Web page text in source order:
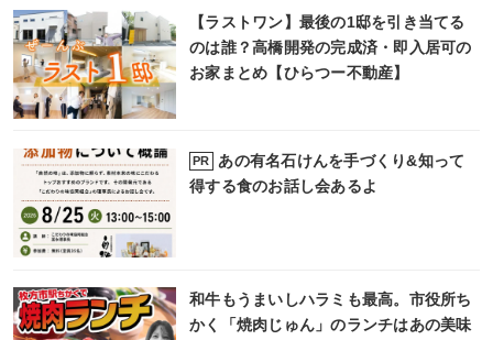
【ラストワン】最後の1邸を引き当てる
のは誰？高橋開発の完成済・即入居可の
お家まとめ【ひらつー不動産】
PR
あの有名石けんを手づくり&知って
得する食のお話し会あるよ
和牛もうまいしハラミも最高。市役所ち
かく「焼肉じゅん」のランチはあの美味